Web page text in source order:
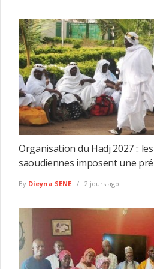
Organisation du Hadj 2027 ::
saoudiennes imposent une
By Dieyna SENE 2 jours ago